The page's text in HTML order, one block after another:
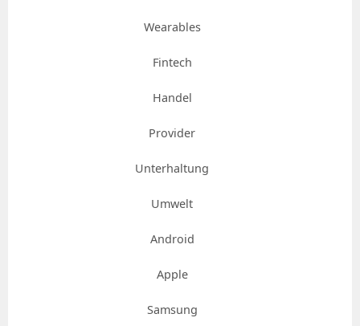
Wearables
Fintech
Handel
Provider
Unterhaltung
Umwelt
Android
Apple
Samsung